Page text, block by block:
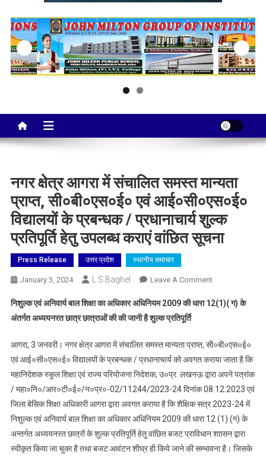
Taj City News
नगर क्षेत्र आगरा में संचालित समस्त मान्यता
प्राप्त, सी०बी०एस०ई० एवं आई०सी०एस०ई०
विद्यालयों के प्रबन्धक / प्रधानाचार्य शुल्क
प्रतिपूर्ति हेतु उपलब्ध कराएं वांछित सूचना
Press Release उत्तर प्रदेश स्थानीय समाचार
January 3, 2024 L.S Baghel Leave A CommentOn
क्षेत्र
संचालित
समस्त
मान्यता
प्राप्त,
सी०बी०एस०ई०
एवं
आई०सी०एस०ई०
विद्यालयों
निशुल्क एवं अनिवार्य बाल शिक्षा का अधिकार अधिनियम 2009 की धारा 12(1)( ग) के
अंतर्गत अध्ययनरत छात्र छात्राओं की की जानी है शुल्क प्रतिपूर्ति
आगरा, 3 जनवरी। नगर क्षेत्र आगरा में संचालित समस्त मान्यता प्राप्त, सी०बी०एस०ई०
एवं आई०सी०एस०ई० विद्यालयों के प्रबन्धक / प्रधानाचार्य को अवगत कराया जाता है कि
महानिदेशक स्कूल शिक्षा एवं राज्य परियोजना निदेशक, उ०प्र. लखनऊ द्वारा अपने पत्रांक
/ महा०नि०/आर०टी०ई०/न०प्र०-02/11244/2023-24 दिनांक 08 12:2023 एवं
जिला बेसिक शिक्षा अधिकारी आगरा द्वारा अवगत कराया है कि शैक्षिक सत्र 2023-24 में
निशुल्क एवं अनिवार्य बाल शिक्षा का अधिकार अधिनियम 2009 की धारा 12 (1) (ग) के
अन्तर्गत अध्ययनरत छात्रों के शुल्क प्रतिपूर्ति हेतु वांछित बजट प्राविधान शाासन द्वारा
स्वीकृत किया जा चुका है तथा बजट आवंटन शीघ्र ही किये जाने की सम्भावना है। जिसके